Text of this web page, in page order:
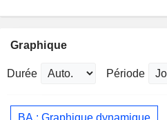
Graphique
Durée Période
BA.: Graphique dynamique